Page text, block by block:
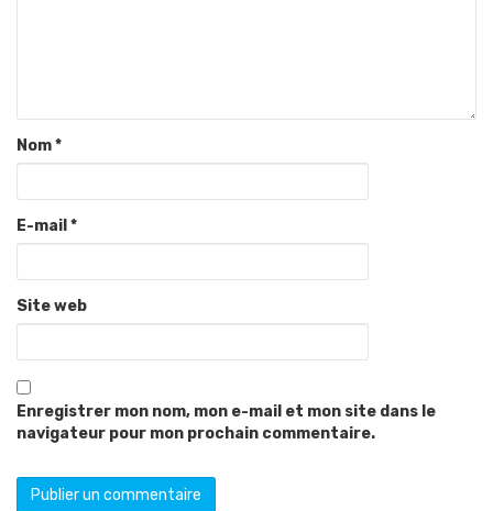
Nom*
E-mail *
Site web
Enregistrer mon nom, mon e-mail et mon site dans le
navigateur pour mon prochain commentaire.